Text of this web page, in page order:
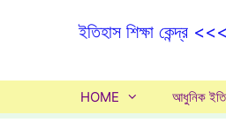
ইতিহাস শিক্ষা কেন্দ্র
HOME আধুনিক